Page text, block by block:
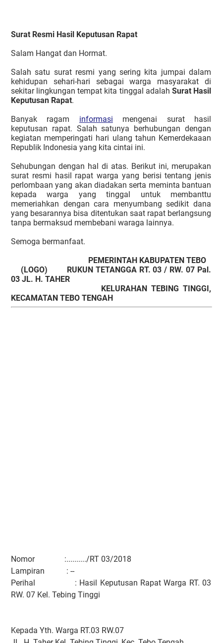
Surat Resmi Hasil Keputusan Rapat
Salam Hangat dan Hormat.
Salah satu surat resmi yang sering kita jumpai dalam
kehidupan sehari-hari sebagai warga masyarakat di
sekitar lingkungan tempat kita tinggal adalah Surat Hasil
Keputusan Rapat.
Banyak ragam informasi mengenai surat hasil
keputusan rapat. Salah satunya berhubungan dengan
kegiatan memperingati hari ulang tahun Kemerdekaaan
Republik Indonesia yang kita cintai ini.
Sehubungan dengan hal di atas. Berikut ini, merupakan
surat resmi hasil rapat warga yang berisi tentang jenis
perlombaan yang akan diadakan serta meminta bantuan
kepada warga yang tinggal untuk membanttu
memeriahkan dengan cara menyumbang sedikit dana
yang besarannya bisa ditentukan saat rapat berlangsung
tanpa bermaksud membebani waraga lainnya.
Semoga bermanfaat.
PEMERINTAH KABUPATEN TEBO
(LOGO) RUKUN TETANGGA RT. 03 / RW. 07 Pal.
03 JL. H. TAHER
KELURAHAN TEBING TINGGI,
KECAMATAN TEBO TENGAH
Nomor :........../RT 03/2018
Lampiran : --
Perihal : Hasil Keputusan Rapat Warga RT. 03
RW. 07 Kel. Tebing Tinggi
Kepada Yth. Warga RT.03 RW.07